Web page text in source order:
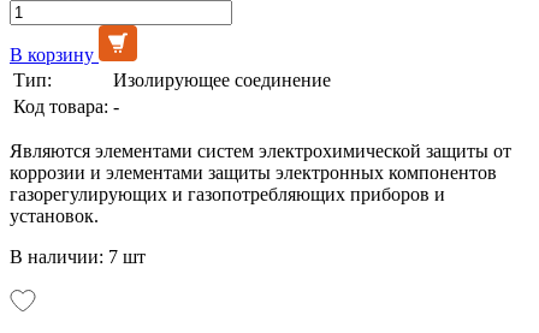
В корзину
Тип:
Изолирующее соединение
Код товара: -
Являются элементами систем электрохимической защиты от
коррозии и элементами защиты электронных компонентов
газорегулирующих и газопотребляющих приборов и
установок.
В наличии: 7 шт